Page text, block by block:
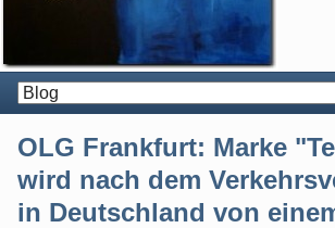
OLG Frankfurt: Marke
wird nach dem
in Deutschland von